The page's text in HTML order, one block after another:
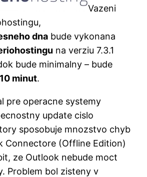
Vazeni
dna bude vykonana
na verziu 7.3.1
bude minimalny – bude
10 minut.
pre operacne systemy
update cislo
sposobuje mnozstvo chyb
Connectore (Offline Edition)
ze Outlook nebude moct
Problem bol zisteny v